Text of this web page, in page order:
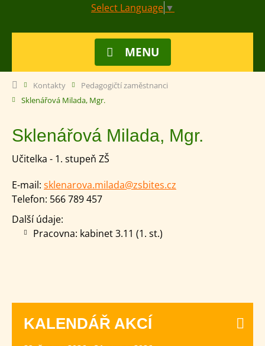
Select Language ▼
MENU
Kontakty
Pedagogičtí zaměstnanci
Sklenářová Milada, Mgr.
Sklenářová Milada, Mgr.
Učitelka - 1. stupeň ZŠ
E-mail: sklenarova.milada@zsbites.cz
Telefon: 566 789 457
Další údaje:
Pracovna: kabinet 3.11 (1. st.)
KALENDÁŘ AKCÍ